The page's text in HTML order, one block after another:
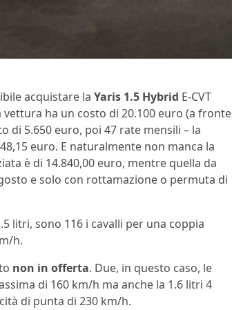
acquistare la Yaris 1.5 Hybrid E-CVT
ha un costo di 20.100 euro (a fronte
di 5.650 euro, poi 47 rate mensili – la
euro. E naturalmente non manca la
è di 14.840,00 euro, mentre quella da
e solo con rottamazione o permuta di
litri, sono 116 i cavalli per una coppia
h.
non in offerta. Due, in questo caso, le
di 160 km/h ma anche la 1.6 litri 4
di punta di 230 km/h.